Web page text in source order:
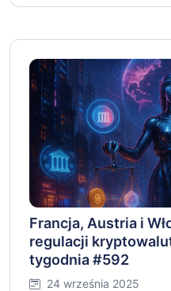
Francja, Austria i
regulacji
tygodnia #592
24 września 2025